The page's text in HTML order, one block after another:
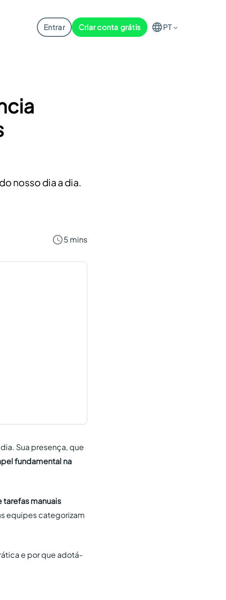
Entrar Criar conta grátis PT
nosso dia a dia.
5 mins
Sua presença, que
fundamental na
tarefas manuais
equipes categorizam
e por que adotá-